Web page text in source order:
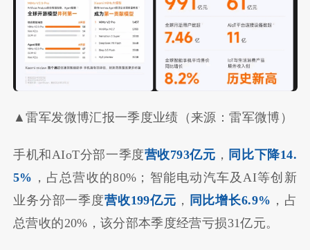
▲雷军发微博汇报一季度业绩（来源：雷军微博）
手机和AIoT分部一季度营收793亿元 ， 同比下降14.
5% ，占总营收的80%；智能电动汽车及AI等创新
业务分部一季度营收199亿元 ， 同比增长6.9% ，占
总营收的20%，该分部本季度经营亏损31亿元。